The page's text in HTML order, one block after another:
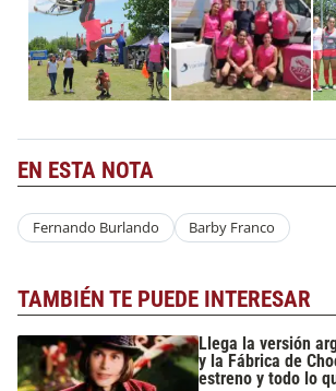
EN ESTA NOTA
Fernando Burlando Barby Franco
TAMBIÉN TE PUEDE INTERESAR
Llega la versión
y la Fábrica de
estreno y todo lo